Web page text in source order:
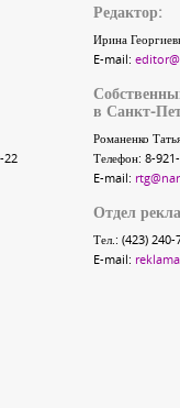
22
Редактор:
Ирина
E-mail:
в Санкт-
Романенко
Телефон: 8-
E-mail:
Отдел
Тел.: (423)
E-mail: